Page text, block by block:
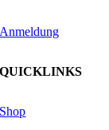
Anmeldung
QUICKLINKS
Shop